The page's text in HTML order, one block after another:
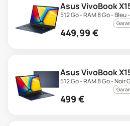
Asus VivoBook
512 Go - RAM 8 Go -
449,99 €
Asus VivoBook
512 Go - RAM 8 Go -
499 €